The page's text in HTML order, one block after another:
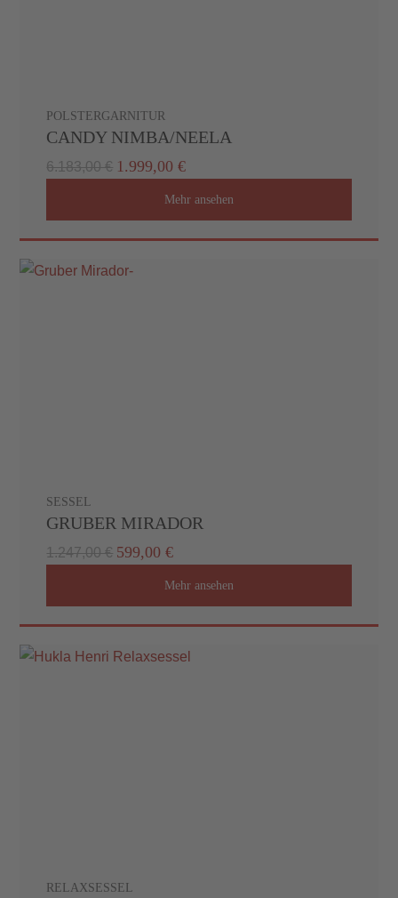
POLSTERGARNITUR
CANDY NIMBA/NEELA
6.183,00 € 1.999,00 €
Mehr ansehen
SESSEL
GRUBER MIRADOR
1.247,00 € 599,00 €
Mehr ansehen
RELAXSESSEL